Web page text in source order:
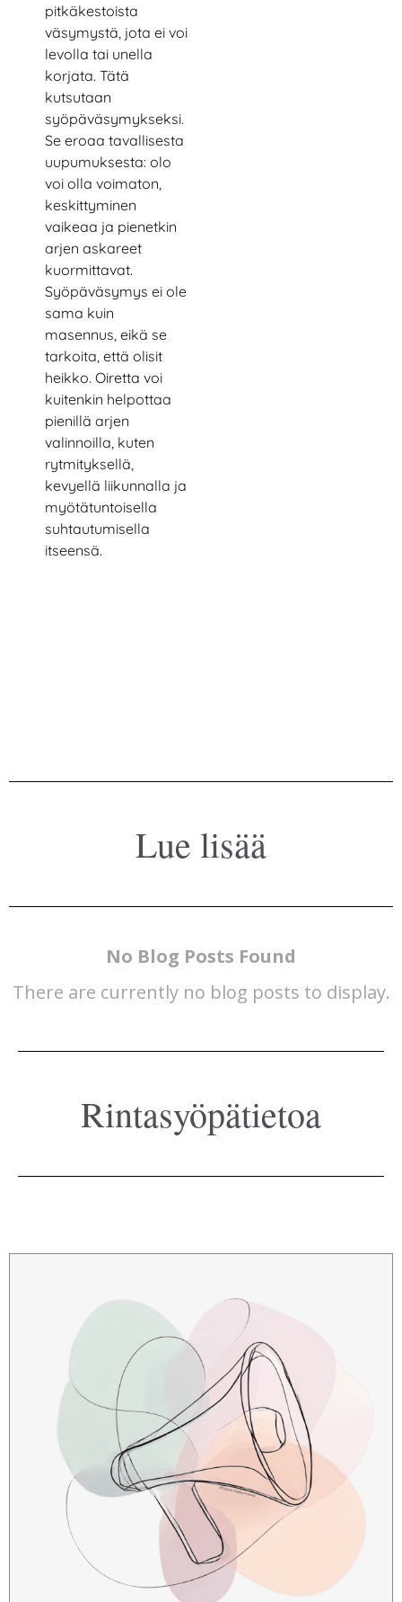
pitkäkestoista
väsymystä, jota ei voi
levolla tai unella
korjata. Tätä
kutsutaan
syöpäväsymykseksi.
Se eroaa tavallisesta
uupumuksesta: olo
voi olla voimaton,
keskittyminen
vaikeaa ja pienetkin
arjen askareet
kuormittavat.
Syöpäväsymys ei ole
sama kuin
masennus, eikä se
tarkoita, että olisit
heikko. Oiretta voi
kuitenkin helpottaa
pienillä arjen
valinnoilla, kuten
rytmityksellä,
kevyellä liikunnalla ja
myötätuntoisella
suhtautumisella
itseensä.
Lue lisää
No Blog Posts Found
There are currently no blog posts to display.
Rintasyöpätietoa